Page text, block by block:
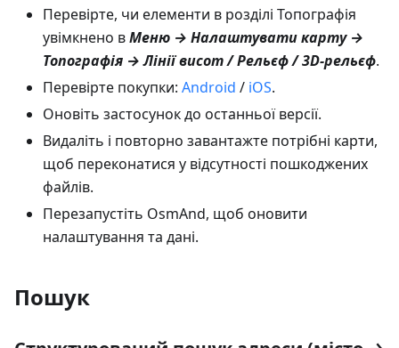
Перевірте, чи елементи в розділі Топографія
увімкнено вМеню → Налаштувати карту →
Топографія → Лінії висот / Рельєф / 3D-рельєф.
Перевірте покупки: Android / iOS.
Оновіть застосунок до останньої версії.
Видаліть і повторно завантажте потрібні карти,
щоб переконатися у відсутності пошкоджених
файлів.
Перезапустіть OsmAnd, щоб оновити
налаштування та дані.
Пошук